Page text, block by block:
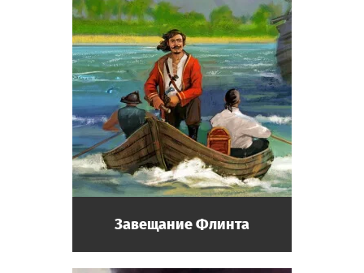
Археолог
Посетитель музея. Начинающий учёный,
мечтает совершить великое открытие и
вписать своё имя в историю.
Писатель
Посетитель музея, прибыл из другой
экспонатов.Завещание Флинта